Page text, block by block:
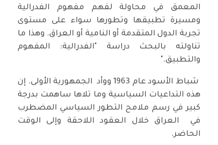
المعمق في محاولة لفهم مفهوم الفدرالية
ومسيرة تطبيقها وتطورها سواء على مستوى
تجربة الدول المتقدمة أو النامية أو العراق. وهذا ما
تناولته بالبحث دراسة "الفدرالية: المفهوم
والتطبيق."
شباط الأسود عام 1963 ووأد الجمهورية الأولى. إن
هذه التداعيات السياسية وما تلاها ساهمت بدرجة
كبير في رسم ملامح التطور السياسي المضطرب
في العراق خلال العقود اللاحقة وإلى الوقت
الحاضر.